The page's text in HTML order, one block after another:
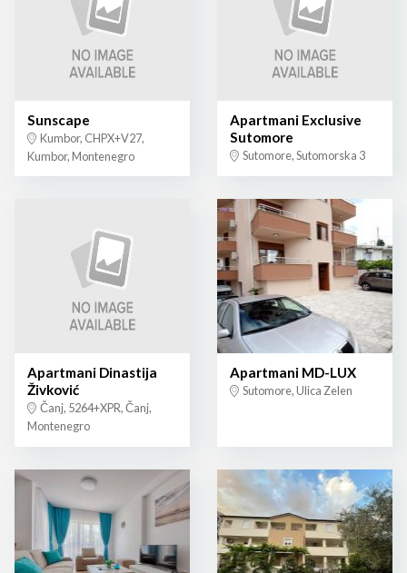
Sunscape
Kumbor, CHPX+V27,
Kumbor, Montenegro
Apartmani Exclusive
Sutomore
Sutomore, Sutomorska 3
Apartmani Dinastija
Živković
Čanj, 5264+XPR, Čanj,
Montenegro
Apartmani MD-LUX
Sutomore, Ulica Zelen